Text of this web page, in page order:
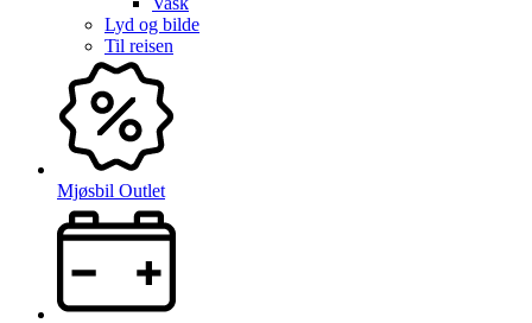
Lyd og bilde
Til reisen
Mjøsbil Outlet